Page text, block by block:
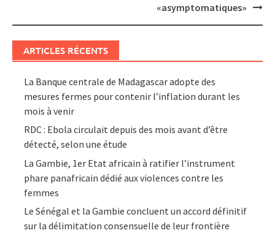
«asymptomatiques»
ARTICLES RÉCENTS
La Banque centrale de Madagascar adopte des
mesures fermes pour contenir l’inflation durant les
mois à venir
RDC : Ebola circulait depuis des mois avant d’être
détecté, selon une étude
La Gambie, 1er Etat africain à ratifier l’instrument
phare panafricain dédié aux violences contre les
femmes
Le Sénégal et la Gambie concluent un accord définitif
sur la délimitation consensuelle de leur frontière